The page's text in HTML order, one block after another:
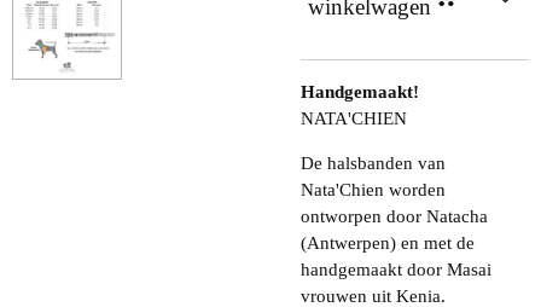
winkelwagen
Handgemaakt!
NATA'CHIEN
De halsbanden van
Nata'Chien worden
ontworpen door Natacha
(Antwerpen) en met de
handgemaakt door Masai
vrouwen uit Kenia.